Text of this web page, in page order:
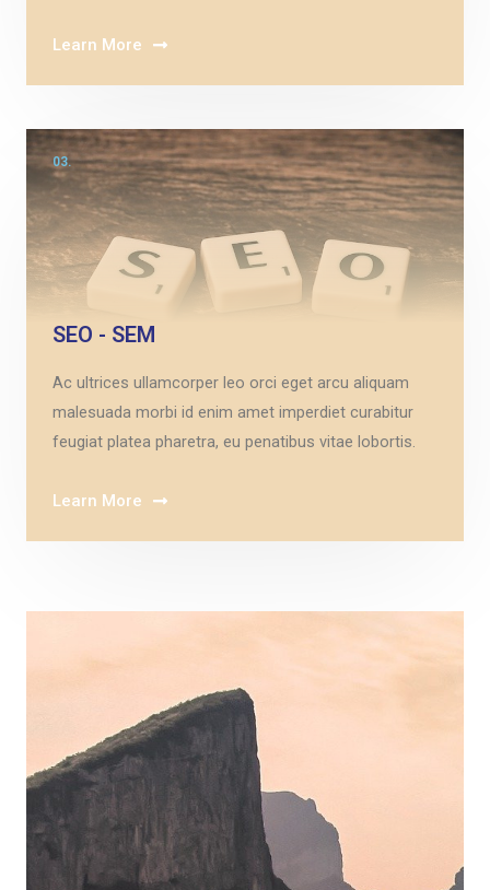
Learn More
03.
SEO - SEM
Ac ultrices ullamcorper leo orci eget arcu aliquam
malesuada morbi id enim amet imperdiet curabitur
feugiat platea pharetra, eu penatibus vitae lobortis.
Learn More